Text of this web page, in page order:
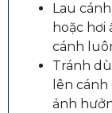
Lau
hoặc hơi
cánh
Tránh
lên
ảnh